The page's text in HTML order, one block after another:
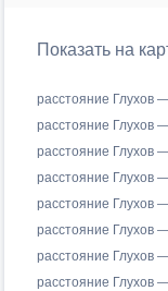
Показать на
расстояние Глухов
расстояние Глухов
расстояние Глухов
расстояние Глухов
расстояние Глухов
расстояние Глухов
расстояние Глухов
расстояние Глухов